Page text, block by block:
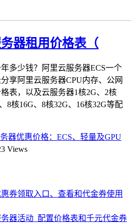
器租用价格表（
多少钱？阿里云服务器ECS一个
享阿里云服务器CPU内存、公网
表，以及云服务器1核2G、2核
8核16G、8核32G、16核32G等配
器优惠价格：ECS、轻量及GPU
Views
券领取入口、查看和代金券使用
器活动_配置价格表和千元代金券